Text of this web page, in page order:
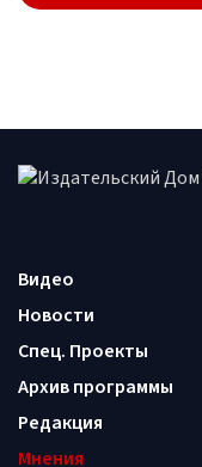
Видео
Новости
Спец. Проекты
Архив программы
Редакция
Мнения